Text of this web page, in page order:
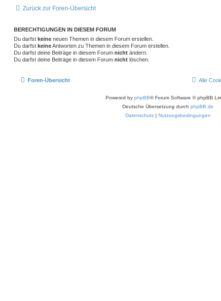
Zurück zur Foren-Übersicht
BERECHTIGUNGEN IN DIESEM FORUM
Du darfst keine neuen Themen in diesem Forum erstellen.
Du darfst keineAntworten zu Themen in diesem Forum erstellen.
Du darfst deine Beiträge in diesem Forum nicht ändern.
Du darfst deine Beiträge in diesem Forum nicht löschen.
Foren-Übersicht Alle
Powered by phpBB® Forum Software © phpBB
Deutsche Übersetzung durch phpBB.de
Datenschutz | Nutzungsbedingungen